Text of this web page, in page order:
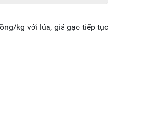
kg với lúa, giá gạo tiếp tục